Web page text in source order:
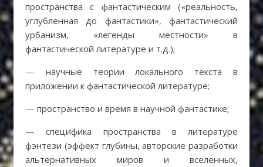
пространства с фантастическим («реальность,
углубленная до фантастики», фантастический
урбанизм, «легенды местности» в
фантастической литературе и т.д.);
— научные теории локального текста в
приложении к фантастической литературе;
— пространство и время в научной фантастике;
— специфика пространства в литературе
фэнтези (эффект глубины, авторские разработки
альтернативных миров и вселенных,